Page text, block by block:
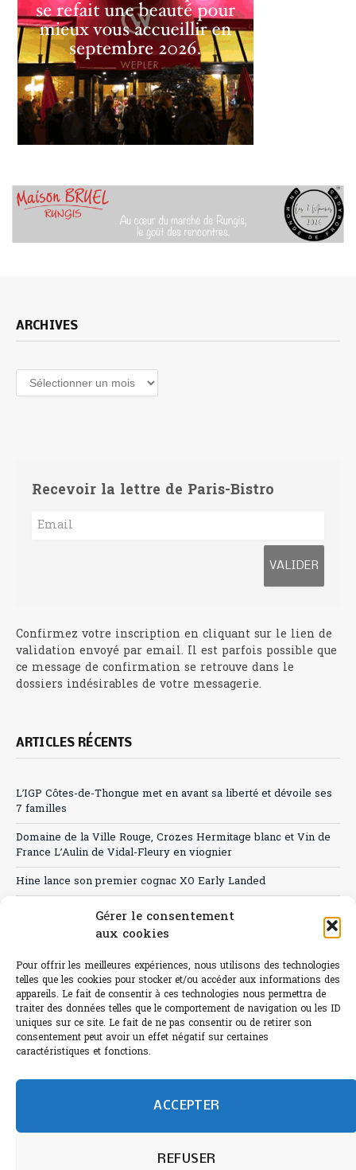
Gérer le consentement
aux cookies
Pour offrir les meilleures expériences, nous utilisons des technologies
telles que les cookies pour stocker et/ou accéder aux informations des
appareils. Le fait de consentir à ces technologies nous permettra de
traiter des données telles que le comportement de navigation ou les ID
uniques sur ce site. Le fait de ne pas consentir ou de retirer son
consentement peut avoir un effet négatif sur certaines
caractéristiques et fonctions.
ACCEPTER
REFUSER
ARCHIVES
Archives
Recevoir la lettre de Paris-Bistro
Confirmez votre inscription en cliquant sur le lien de
validation envoyé par email. Il est parfois possible que
ce message de confirmation se retrouve dans le
dossiers indésirables de votre messagerie.
ARTICLES RÉCENTS
L’IGP Côtes-de-Thongue met en avant sa liberté et dévoile ses
7 familles
Domaine de la Ville Rouge, Crozes Hermitage blanc et Vin de
France L’Aulin de Vidal-Fleury en viognier
Hine lance son premier cognac XO Early Landed
Canicule : A quand le CHR à « l’heure espagnole » ?
Sélection de rosés 2026
L'abus d'alcool est dangereux pour la santé.
©paris-bistro 2026 Paris-bistro.com est une publication 100%
humain et 0% IA de Paris Bistro Editions - SARL de Presse -
mail: contact@paris-bistro.com
Informations légales etRGPD